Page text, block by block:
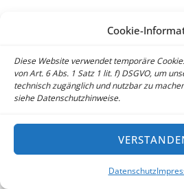
Cookie-
Diese Website verwendet temporäre
von Art. 6 Abs. 1 Satz 1 lit. f) DSGVO, um
technisch zugänglich und nutzbar zu
siehe Datenschutzhinweise.
Datenschutz